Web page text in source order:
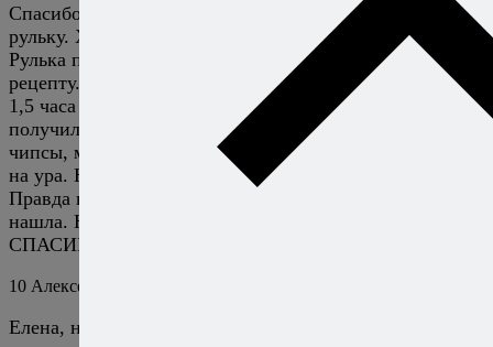
Спасибо за отличный рецепт. Первый раз готовила
рульку. Хотелось что-то новенько к столу приготовить.
Рулька получилась великолепна. Делала все по
рецепту. Вес рульки 1480гр, варила 2 часа, запекала
1,5 часа при температуре 200 градусов. Шкурка
получилась румяной. хрустящей как солененькие
чипсы, мясо сочное. И квашеная капуста в пиве пошла
на ура. Но капуста понравилась больше остывшей.
Правда ни семян фенхеля, ни можжевельника я не
нашла. Но из без них все получилось отлично.
СПАСИБО!
10 Алексей Онегин
Елена, на здоровье, рад, что всё получилось.